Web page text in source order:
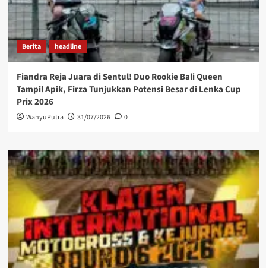
Berita headline
Fiandra Reja Juara di Sentul! Duo Rookie Bali Queen
Tampil Apik, Firza Tunjukkan Potensi Besar di Lenka Cup
Prix 2026
WahyuPutra 31/07/2026 0